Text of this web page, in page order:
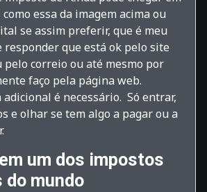
essa da imagem acima ou
se assim preferir, que é meu
responder que está ok pelo site
correio ou até mesmo por
faço pela página web.
é necessário. Só entrar,
e olhar se tem algo a pagar ou a
um dos impostos
mundo